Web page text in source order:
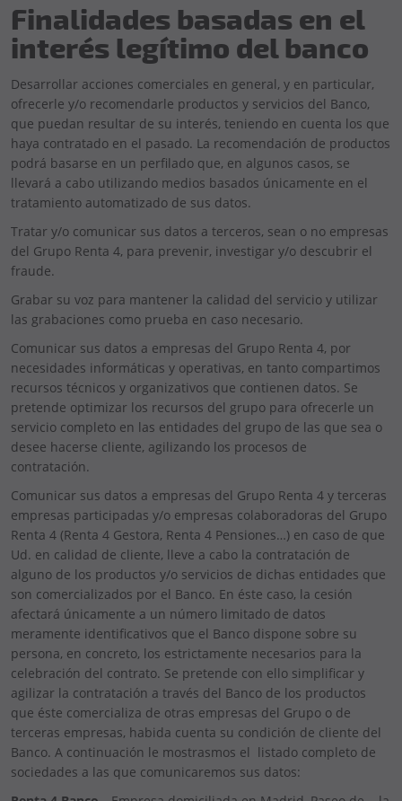
Finalidades basadas en el
interés legítimo del banco
Desarrollar acciones comerciales en general, y en particular,
ofrecerle y/o recomendarle productos y servicios del Banco,
que puedan resultar de su interés, teniendo en cuenta los que
haya contratado en el pasado. La recomendación de productos
podrá basarse en un perfilado que, en algunos casos, se
llevará a cabo utilizando medios basados únicamente en el
tratamiento automatizado de sus datos.
Tratar y/o comunicar sus datos a terceros, sean o no empresas
del Grupo Renta 4, para prevenir, investigar y/o descubrir el
fraude.
Grabar su voz para mantener la calidad del servicio y utilizar
las grabaciones como prueba en caso necesario.
Comunicar sus datos a empresas del Grupo Renta 4, por
necesidades informáticas y operativas, en tanto compartimos
recursos técnicos y organizativos que contienen datos. Se
pretende optimizar los recursos del grupo para ofrecerle un
servicio completo en las entidades del grupo de las que sea o
desee hacerse cliente, agilizando los procesos de
contratación.
Comunicar sus datos a empresas del Grupo Renta 4 y terceras
empresas participadas y/o empresas colaboradoras del Grupo
Renta 4 (Renta 4 Gestora, Renta 4 Pensiones…) en caso de que
Ud. en calidad de cliente, lleve a cabo la contratación de
alguno de los productos y/o servicios de dichas entidades que
son comercializados por el Banco. En éste caso, la cesión
afectará únicamente a un número limitado de datos
meramente identificativos que el Banco dispone sobre su
persona, en concreto, los estrictamente necesarios para la
celebración del contrato. Se pretende con ello simplificar y
agilizar la contratación a través del Banco de los productos
que éste comercializa de otras empresas del Grupo o de
terceras empresas, habida cuenta su condición de cliente del
Banco. A continuación le mostrasmos el listado completo de
sociedades a las que comunicaremos sus datos: